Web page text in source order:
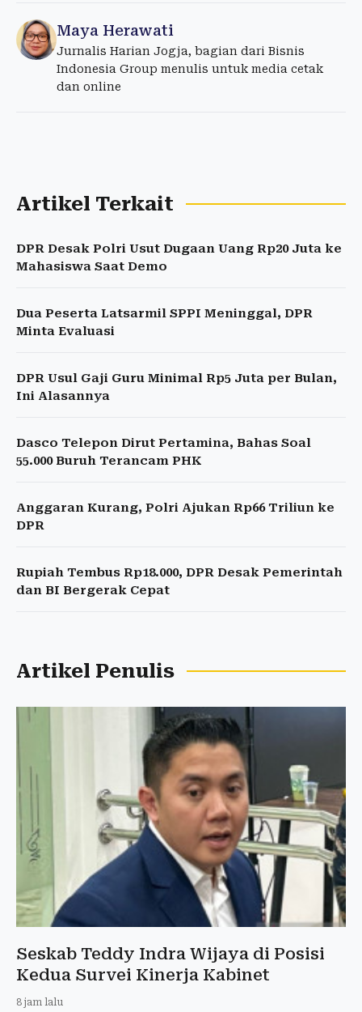
Maya Herawati
Jurnalis Harian Jogja, bagian dari Bisnis
Indonesia Group menulis untuk media cetak
dan online
Artikel Terkait
DPR Desak Polri Usut Dugaan Uang Rp20 Juta ke
Mahasiswa Saat Demo
Dua Peserta Latsarmil SPPI Meninggal, DPR
Minta Evaluasi
DPR Usul Gaji Guru Minimal Rp5 Juta per Bulan,
Ini Alasannya
Dasco Telepon Dirut Pertamina, Bahas Soal
55.000 Buruh Terancam PHK
Anggaran Kurang, Polri Ajukan Rp66 Triliun ke
DPR
Rupiah Tembus Rp18.000, DPR Desak Pemerintah
dan BI Bergerak Cepat
Artikel Penulis
Seskab Teddy Indra Wijaya di Posisi
Kedua Survei Kinerja Kabinet
8 jam lalu